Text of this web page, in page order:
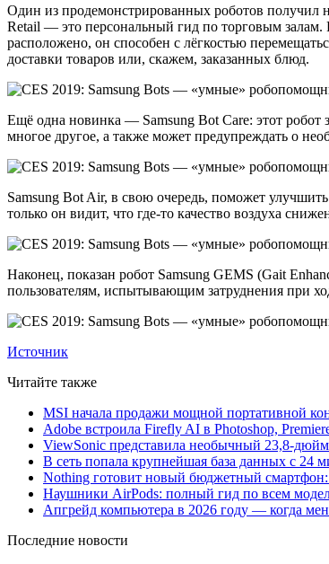
Один из продемонстрированных роботов получил
Retail — это персональный гид по торговым залам.
расположено, он способен с лёгкостью
доставки товаров или, скажем, заказанных блюд.
Ещё одна новинка — Samsung Bot Care: этот робот
многое другое, а также может предупреждать о
Samsung Bot Air, в свою очередь, поможет
только он видит, что где-то качество воздуха
Наконец, показан робот Samsung GEMS (Gait
пользователям, испытывающим затруднения при
Источник
Читайте также
MSI начала продажи мощной портативной
Adobe встроила Firefly AI в Photoshop,
ViewSonic представила необычный 23,8-
В сеть попала крупнейшая база данных с 24
Nothing готовит новый бюджетный
Наушники AirPods: полный гид по всем
Апгрейд компьютера в 2026 году — когда
Последние новости